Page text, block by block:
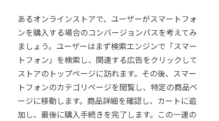
あるオンラインストアで、ユーザーがスマートフォ
ンを購入する場合のコンバージョンパスを考えてみ
ましょう。ユーザーはまず検索エンジンで「スマー
トフォン」を検索し、関連する広告をクリックして
ストアのトップページに訪れます。その後、スマー
トフォンのカテゴリページを閲覧し、特定の商品ペ
ージに移動します。商品詳細を確認し、カートに追
加し、最後に購入手続きを完了します。この一連の